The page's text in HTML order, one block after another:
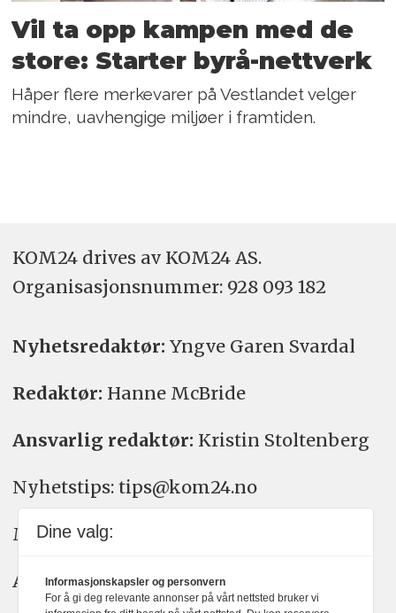
Vil ta opp kampen med de
store: Starter byrå-nettverk
Håper flere merkevarer på Vestlandet velger
mindre, uavhengige miljøer i framtiden.
KOM24 drives av KOM24 AS.
Organisasjons­nummer: 928 093 182
Nyhetsredaktør: Yngve Garen Svardal
Redaktør: Hanne McBride
Ansvarlig redaktør: Kristin Stoltenberg
Nyhetstips: tips@kom24.no
Meninger: meninger@kom24.no
Annonse: annonse@watchmedia.no
Dine valg:
Informasjonskapsler og personvern
For å gi deg relevante annonser på vårt nettsted bruker vi